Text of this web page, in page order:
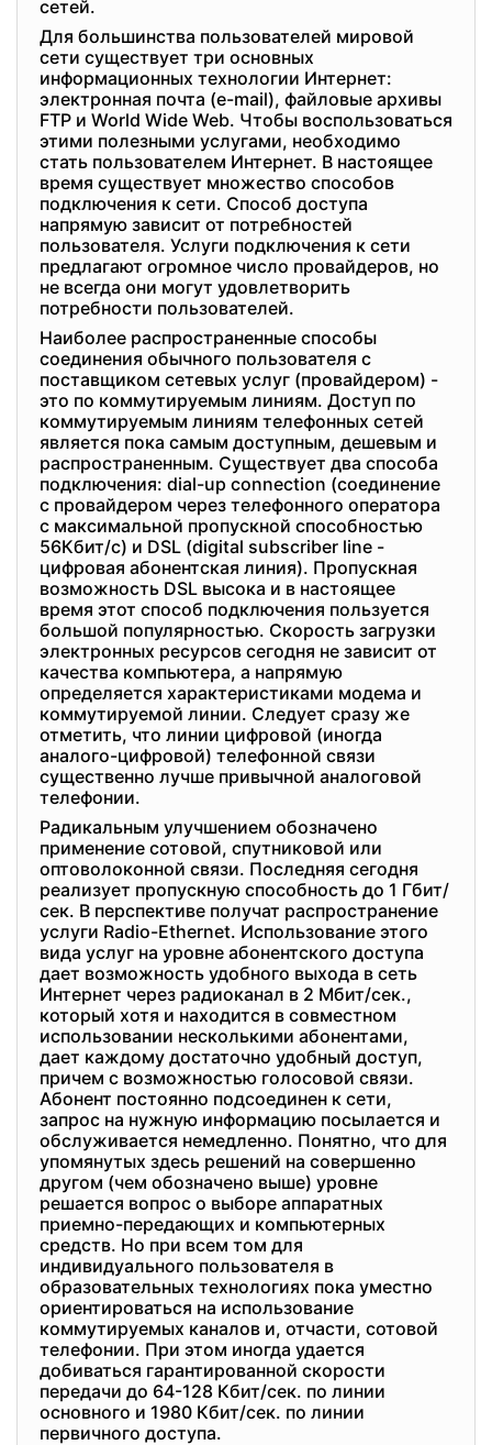
сетей.
Для большинства пользователей мировой
сети существует три основных
информационных технологии Интернет:
электронная почта (e-mail), файловые архивы
FTP и World Wide Web. Чтобы воспользоваться
этими полезными услугами, необходимо
стать пользователем Интернет. В настоящее
время существует множество способов
подключения к сети. Способ доступа
напрямую зависит от потребностей
пользователя. Услуги подключения к сети
предлагают огромное число провайдеров, но
не всегда они могут удовлетворить
потребности пользователей.
Наиболее распространенные способы
соединения обычного пользователя с
поставщиком сетевых услуг (провайдером) -
это по коммутируемым линиям. Доступ по
коммутируемым линиям телефонных сетей
является пока самым доступным, дешевым и
распространенным. Существует два способа
подключения: dial-up connection (соединение
с провайдером через телефонного оператора
с максимальной пропускной способностью
56Кбит/c) и DSL (digital subscriber line -
цифровая абонентская линия). Пропускная
возможность DSL высока и в настоящее
время этот способ подключения пользуется
большой популярностью. Скорость загрузки
электронных ресурсов сегодня не зависит от
качества компьютера, а напрямую
определяется характеристиками модема и
коммутируемой линии. Следует сразу же
отметить, что линии цифровой (иногда
аналого-цифровой) телефонной связи
существенно лучше привычной аналоговой
телефонии.
Радикальным улучшением обозначено
применение сотовой, спутниковой или
оптоволоконной связи. Последняя сегодня
реализует пропускную способность до 1 Гбит/
сек. В перспективе получат распространение
услуги Radio-Ethernet. Использование этого
вида услуг на уровне абонентского доступа
дает возможность удобного выхода в сеть
Интернет через радиоканал в 2 Мбит/сек.,
который хотя и находится в совместном
использовании несколькими абонентами,
дает каждому достаточно удобный доступ,
причем с возможностью голосовой связи.
Абонент постоянно подсоединен к сети,
запрос на нужную информацию посылается и
обслуживается немедленно. Понятно, что для
упомянутых здесь решений на совершенно
другом (чем обозначено выше) уровне
решается вопрос о выборе аппаратных
приемно-передающих и компьютерных
средств. Но при всем том для
индивидуального пользователя в
образовательных технологиях пока уместно
ориентироваться на использование
коммутируемых каналов и, отчасти, сотовой
телефонии. При этом иногда удается
добиваться гарантированной скорости
передачи до 64-128 Кбит/сек. по линии
основного и 1980 Кбит/сек. по линии
первичного доступа.